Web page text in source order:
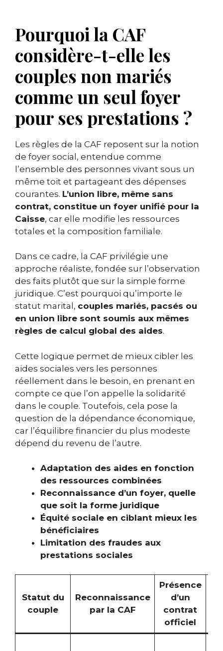
Pourquoi la CAF
considère-t-elle les
couples non mariés
comme un seul foyer
pour ses prestations ?
Les règles de la CAF reposent sur la notion
de foyer social, entendue comme
l’ensemble des personnes vivant sous un
même toit et partageant des dépenses
courantes. L’union libre, même sans
contrat, constitue un foyer unifié pour la
Caisse, car elle modifie les ressources
totales et la composition familiale.
Dans ce cadre, la CAF privilégie une
approche réaliste, fondée sur l’observation
des faits plutôt que sur la simple forme
juridique. C’est pourquoi qu’importe le
statut marital, couples mariés, pacsés ou
en union libre sont soumis aux mêmes
règles de calcul global des aides.
Cette logique permet de mieux cibler les
aides sociales vers les personnes
réellement dans le besoin, en prenant en
compte ce que l’on appelle la solidarité
dans le couple. Toutefois, cela pose la
question de la dépendance économique,
car l’équilibre financier du plus modeste
dépend du revenu de l’autre.
Adaptation des aides en fonction
des ressources combinées
Reconnaissance d’un foyer, quelle
que soit la forme juridique
Équité sociale en ciblant mieux les
bénéficiaires
Limitation des fraudes aux
prestations sociales
Statut du
couple
Reconnaissance
par la CAF
Présence
d’un
contrat
officiel